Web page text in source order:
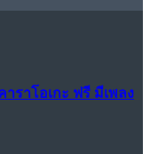
ราโอเกะ ฟรี มีเพลง